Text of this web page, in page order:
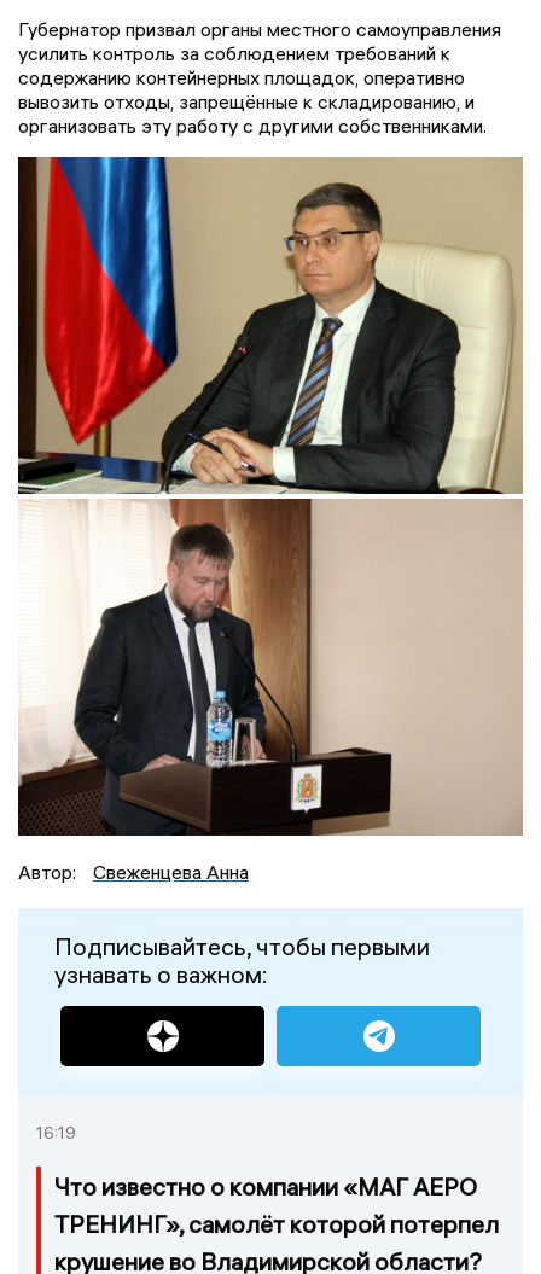
Губернатор призвал органы местного самоуправления
усилить контроль за соблюдением требований к
содержанию контейнерных площадок, оперативно
вывозить отходы, запрещённые к складированию, и
организовать эту работу с другими собственниками.
Автор: Свеженцева Анна
Подписывайтесь, чтобы первыми
узнавать о важном:
16:19
Что известно о компании «МАГ АЕРО
ТРЕНИНГ», самолёт которой потерпел
крушение во Владимирской области?